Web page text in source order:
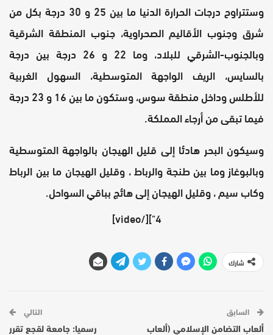
وستتراوح درجات الحرارة الدنيا ما بين 25 و 30 درجة بكل من
شرق وجنوب الأقاليم الصحراوية، جنوب المنطقة الشرقية
وبالجنوب-الشرقي للبلاد، وما 22 و 26 درجة بين درجة
بالسايس، الريف الواجهة المتوسطية، السهول الغربية
للأطلس وداخل منطقة سوس، وستكون ما بين 16 و 23 درجة
فيما تبقى من أرجاء المملكة.
وسيكون البحر هادئا إلى قليل الهيجان بالواجهة المتوسطية
وبالبوغاز وما بين طنجة والرباط ، وقليل الهيجان ما بين الرباط
وكاب سيم ، وقليل الهيجان إلى هائج بباقي السواحل.
4"][/video]
شارك
السابق
ألعاب التضامن الإسلامي (ألعاب
التالي
رسميا: جامعة لقجع تقرر